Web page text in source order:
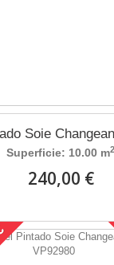
Soie
Superficie: 10.00 m2
240,00 €